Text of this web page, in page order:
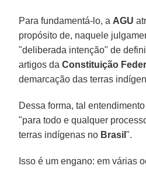
Para fundamentá-lo, a AGU
propósito de, naquele
"deliberada intenção" de
artigos daConstituição
demarcação das terras
Dessa forma, tal
"para todo e qualquer
terras indígenas no Brasil".
Isso é um engano: em várias